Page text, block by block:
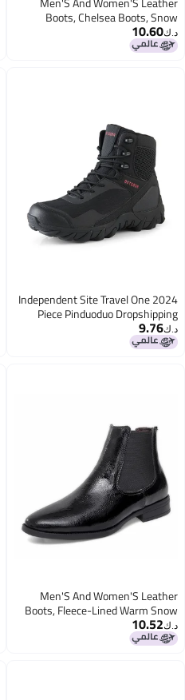
Boots, Chelsea Boots, Snow
Boots, Handmade Large Size High-
Top Martin Boots, Genuine Leather
د.ك‏10.60
2024 Independent Site Travel One
Piece Pinduoduo Dropshipping
Large Size Outdoor Hiking Boots
High
د.ك‏9.76
Men'S And Women'S Leather
Boots, Fleece-Lined Warm Snow
Boots, Large Size Shiny High-Top
Martin Boots, Genuine Leather
د.ك‏10.52